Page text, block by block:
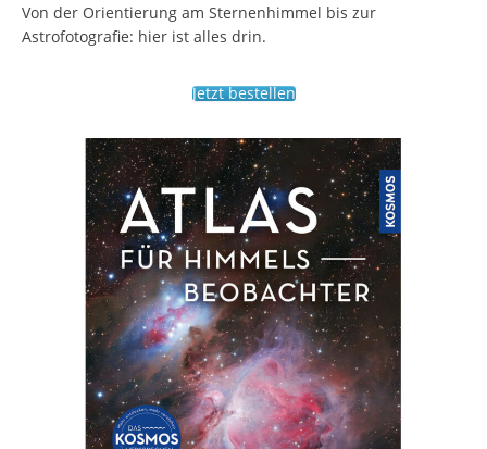
Von der Orientierung am Sternenhimmel bis zur
Astrofotografie: hier ist alles drin.
Jetzt bestellen